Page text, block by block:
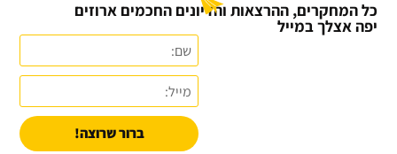
כל המחקרים, ההרצאות והדיונים החכמים ארוזים
יפה אצלך במייל
ברור שרוצה!